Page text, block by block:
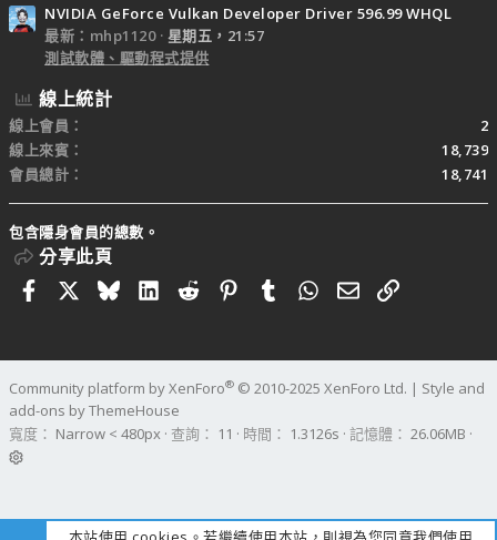
NVIDIA GeForce Vulkan Developer Driver 596.99 WHQL
最新：mhp1120
星期五，21:57
測試軟體、驅動程式提供
線上統計
線上會員
2
線上來賓
18,739
會員總計
18,741
包含隱身會員的總數。
分享此頁
FacebookBlueskyLinkedIn
RedditPinterestTumblrWhatsApp
電子郵件
連結
Community platform by XenForo® © 2010-2025 XenForo Ltd. | Style and
add-ons by ThemeHouse
寬度
查詢 11 時間 1.3126s 記憶體 26.06MB